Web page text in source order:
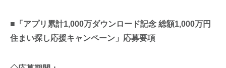
■「アプリ累計1,000万ダウンロード記念 総額1,000万円
住まい探し応援キャンペーン」応募要項